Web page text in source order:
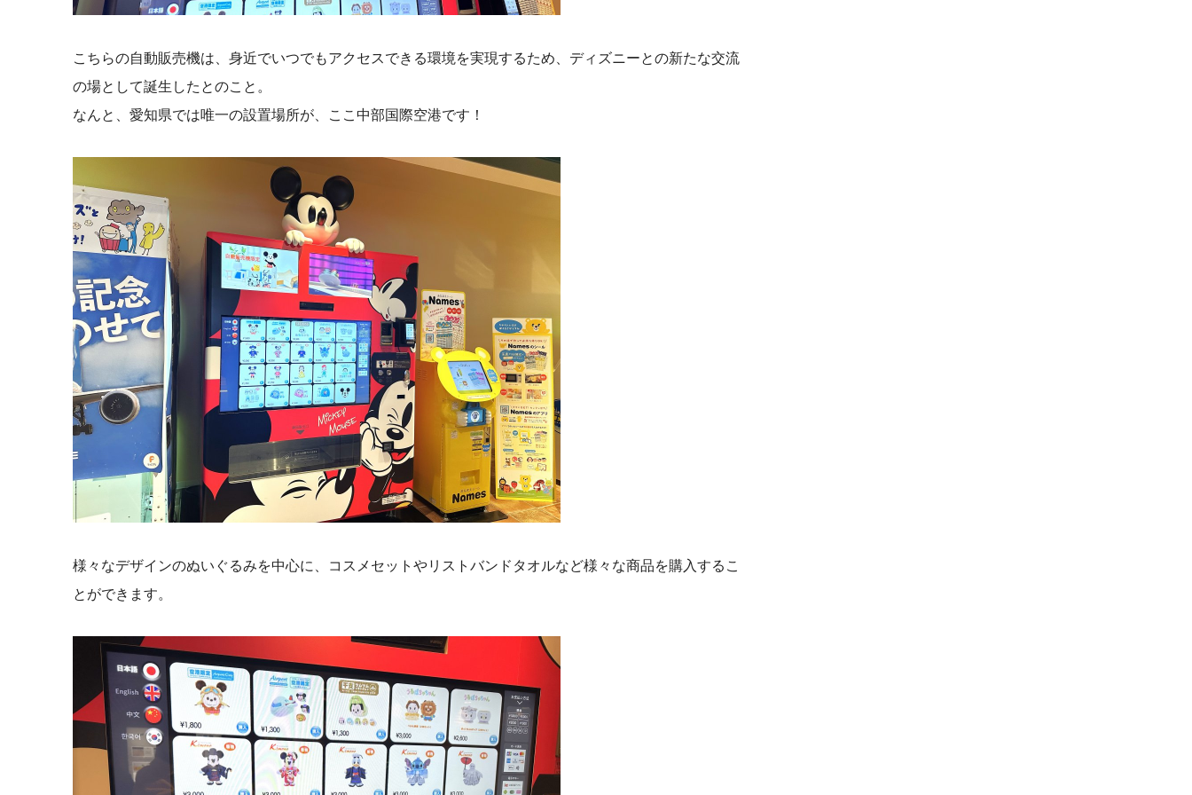
こちらの自動販売機は、身近でいつでもアクセスできる環境を実現するため、ディズニーとの新たな交流
の場として誕生したとのこと。
なんと、愛知県では唯一の設置場所が、ここ中部国際空港です！
様々なデザインのぬいぐるみを中心に、コスメセットやリストバンドタオルなど様々な商品を購入するこ
とができます。